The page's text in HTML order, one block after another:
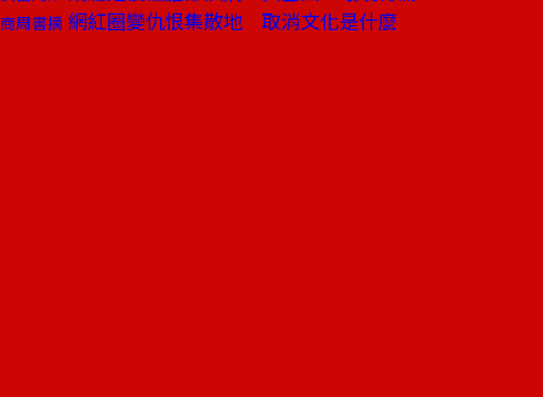
商周書摘 網紅圈變仇恨集散地 取消文化是什麼